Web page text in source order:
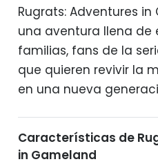
Rugrats: Adventures in
una aventura llena de
familias, fans de la
que quieren revivir la
en una nueva
Características de
in Gameland